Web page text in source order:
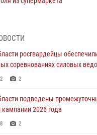
Росгвардии провел
трёх магазинных воров
Росгвардии
совершении убийства
росгвардейцы
соревнованиях силовых
2
подведены
2026 года
2